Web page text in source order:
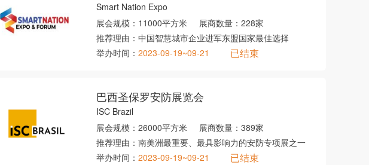
Smart Nation Expo
展会规模： 11000平方米 展商数量： 228家
推荐理由： 中国智慧城市企业进军东盟国家最佳选择
举办时间： 2023-09-19~09-21 已结束
巴西圣保罗安防展览会
ISC Brazil
展会规模： 26000平方米 展商数量： 389家
推荐理由： 南美洲最重要、最具影响力的安防专项展之一
举办时间： 2023-09-19~09-21 已结束